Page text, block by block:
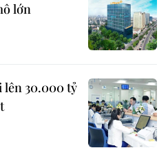
lớn
lên 30.000 tỷ